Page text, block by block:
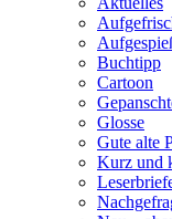
Buchtipp
Cartoon
Glosse
Gute alte
Kurz und